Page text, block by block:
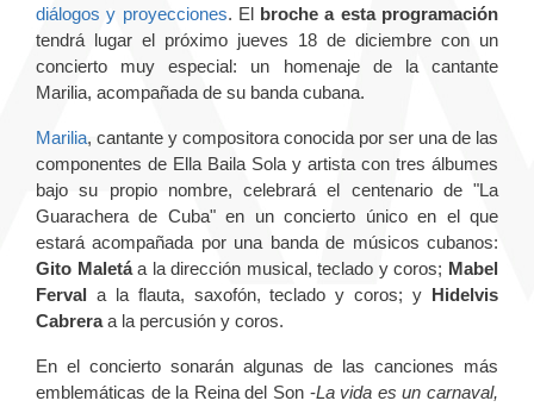
diálogos y proyecciones. El broche a esta programación
tendrá lugar el próximo jueves 18 de diciembre con un
concierto muy especial: un homenaje de la cantante
Marilia, acompañada de su banda cubana.
Marilia, cantante y compositora conocida por ser una de las
componentes de Ella Baila Sola y artista con tres álbumes
bajo su propio nombre, celebrará el centenario de "La
Guarachera de Cuba" en un concierto único en el que
estará acompañada por una banda de músicos cubanos:
Gito Maletáa la dirección musical, teclado y coros; Mabel
Ferval a la flauta, saxofón, teclado y coros; y Hidelvis
Cabreraa la percusión y coros.
En el concierto sonarán algunas de las canciones más
emblemáticas de la Reina del Son -La vida es un carnaval,